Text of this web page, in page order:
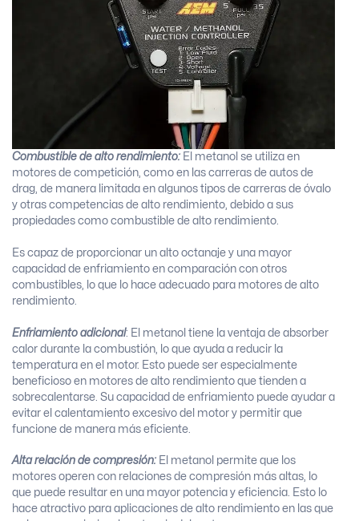
Combustible de alto rendimiento: El metanol se utiliza en
motores de competición, como en las carreras de autos de
drag, de manera limitada en algunos tipos de carreras de óvalo
y otras competencias de alto rendimiento, debido a sus
propiedades como combustible de alto rendimiento.
Es capaz de proporcionar un alto octanaje y una mayor
capacidad de enfriamiento en comparación con otros
combustibles, lo que lo hace adecuado para motores de alto
rendimiento.
Enfriamiento adicional: El metanol tiene la ventaja de absorber
calor durante la combustión, lo que ayuda a reducir la
temperatura en el motor. Esto puede ser especialmente
beneficioso en motores de alto rendimiento que tienden a
sobrecalentarse. Su capacidad de enfriamiento puede ayudar a
evitar el calentamiento excesivo del motor y permitir que
funcione de manera más eficiente.
Alta relación de compresión: El metanol permite que los
motores operen con relaciones de compresión más altas, lo
que puede resultar en una mayor potencia y eficiencia. Esto lo
hace atractivo para aplicaciones de alto rendimiento en las que